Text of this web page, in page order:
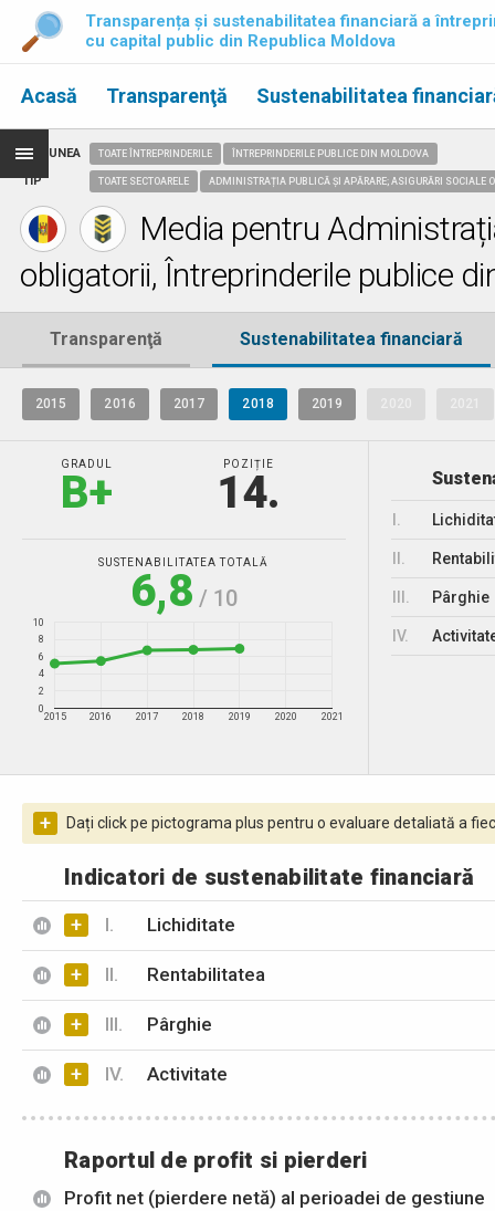
Transparența și sustenabilitatea financiară a
cu capital public din Republica Moldova
Acasă Transparenţă Sustenabilitatea
REGIUNEA
TIP
TOATE ÎNTREPRINDERILE ÎNTREPRINDERILE PUBLICE DIN MOLDOVA
TOATE SECTOARELE ADMINISTRAȚIA PUBLICĂ ȘI APĂRARE; ASIGURĂRI SOCIALE
Media pentru
obligatorii, Întreprinderile publice
Transparenţă Sustenabilitatea financiară
2015 2016 2017 2018 2019
GRADUL
B+
POZIȚIE
14.
SUSTENABILITATEA TOTALĂ
6,8 / 10
2015 2016 2017 2018 2019 2020 2021
0
2
4
6
8
10
Pârghie
IV.
+ Dați click pe pictograma plus pentru o evaluare detaliată a
Indicatori de sustenabilitate financiară
+ I. Lichiditate
+ II. Rentabilitatea
+ III. Pârghie
+ IV. Activitate
Raportul de profit si pierderi
Profit net (pierdere netă) al perioadei de gestiune